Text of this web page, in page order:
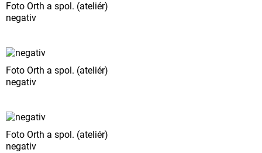
Foto Orth a spol. (ateliér)
negativ
Foto Orth a spol. (ateliér)
negativ
Foto Orth a spol. (ateliér)
negativ